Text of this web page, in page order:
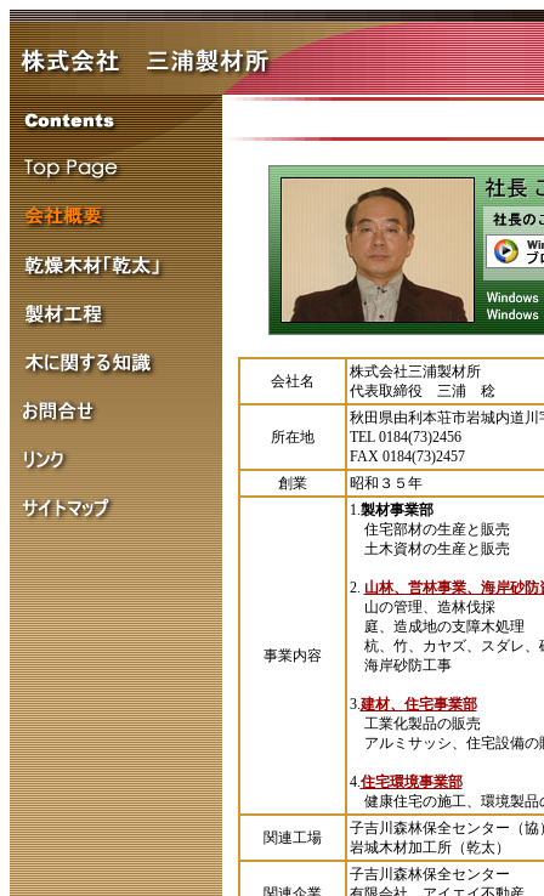
会社名
株式会社三浦製材所
代表取締役 三浦 稔
所在地
秋田県由利本荘市岩城内道川
TEL 0184(73)2456
FAX 0184(73)2457
創業
昭和３５年
事業内容
1.製材事業部
住宅部材の生産と販売
土木資材の生産と販売
2. 山林、営林事業、海岸砂防
山の管理、造林伐採
庭、造成地の支障木処理
杭、竹、カヤズ、スダレ、
海岸砂防工事
3.建材、住宅事業部
工業化製品の販売
アルミサッシ、住宅設備の
4.住宅環境事業部
健康住宅の施工、環境製品
関連工場
子吉川森林保全センター（協
岩城木材加工所（乾太）
子吉川森林保全センター